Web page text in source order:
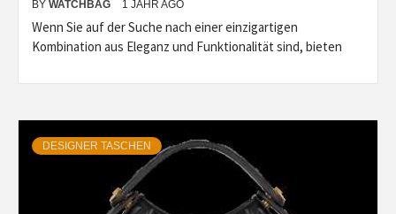
BY WATCHBAG 1 JAHR AGO
Wenn Sie auf der Suche nach einer einzigartigen
Kombination aus Eleganz und Funktionalität sind, bieten
DESIGNER TASCHEN